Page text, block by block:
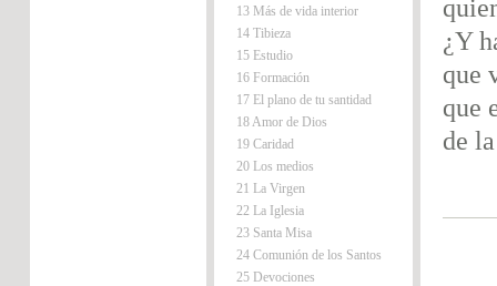
13 Más de vida interior
14 Tibieza
15 Estudio
16 Formación
17 El plano de tu santidad
18 Amor de Dios
19 Caridad
20 Los medios
21 La Virgen
22 La Iglesia
23 Santa Misa
24 Comunión de los Santos
25 Devociones
¿Y
que
que
de